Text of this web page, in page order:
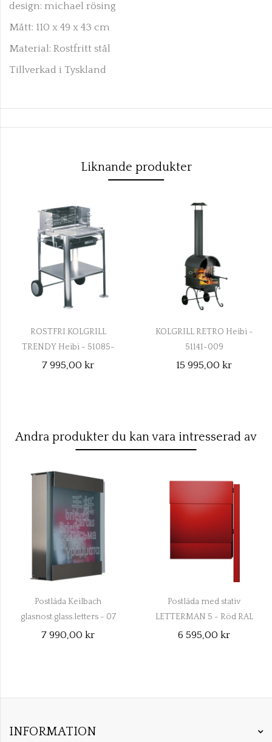
design: michael rösing
Mått: 110 x 49 x 43 cm
Material: Rostfritt stål
Tillverkad i Tyskland
Liknande produkter
KOLGRILL RETRO Heibi -
51141-009
15 995,00 kr
KOLGRILL PROFI med två
grillytor Heibi - 51213-028
15 995,00 kr
Andra produkter du kan vara intresserad av
Postlåda Keilbach
glasnost.glass.letters - 07
1118
7 990,00 kr
Postlåda med stativ
LETTERMAN 5 - Röd RAL
3020 566 R
6 595,00 kr
INFORMATION